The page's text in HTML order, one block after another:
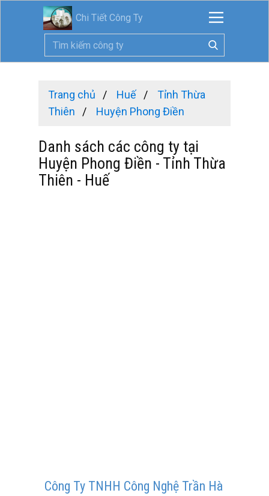
Chi Tiết Công Ty
Trang chủ Huế
Tỉnh Thừa
Thiên
Huyện Phong Điền
Danh sách các công ty tại
Huyện Phong Điền - Tỉnh Thừa
Thiên - Huế
Công Ty TNHH Công Nghệ Trần Hà